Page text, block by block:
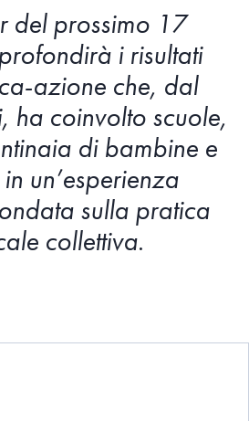
del prossimo 17
i risultati
azione che, dal
coinvolto scuole,
di bambine e
un’esperienza
sulla pratica
collettiva.